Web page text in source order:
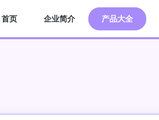
首页 企业简介 产品大全